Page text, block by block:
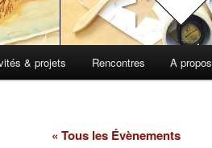
& projets Rencontres A propos
« Tous les Évènements